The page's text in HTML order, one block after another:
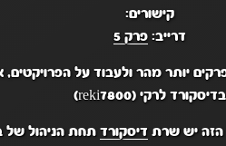
קישורים:
דרייב:פרק 5
יותר מהר ולעבוד על
בדיסקורד לרקי (reki7800)
הזה יש שרת דיסקורדתחת הניהול של